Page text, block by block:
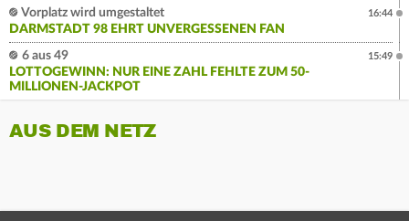
Vorplatz wird umgestaltet
DARMSTADT 98 EHRT UNVERGESSENEN FAN
16:44
6 aus 49
LOTTOGEWINN: NUR EINE ZAHL FEHLTE ZUM 50-
MILLIONEN-JACKPOT
15:49
AUS DEM NETZ